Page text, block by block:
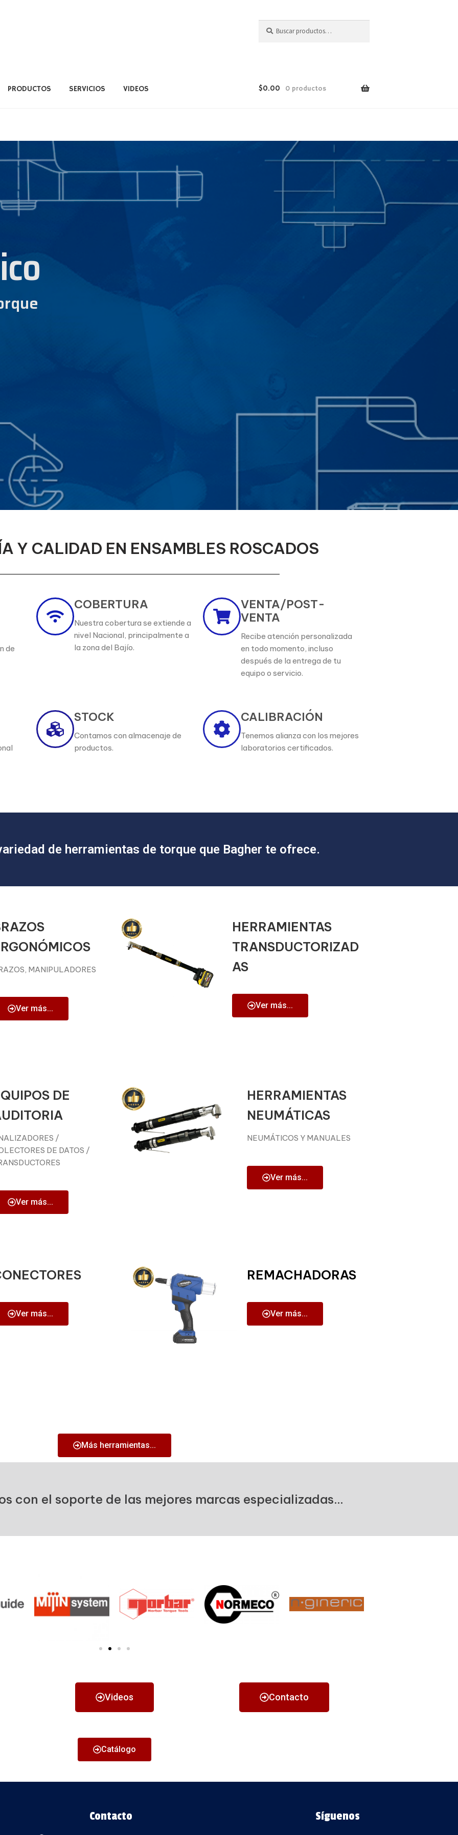
PRODUCTOS SERVICIOS VIDEOS $0.00 0 productos
Y CALIDAD EN ENSAMBLES ROSCADOS
de
COBERTURA
Nuestra cobertura se extiende a
nivel Nacional, principalmente a
la zona del Bajío.
VENTA/POST-
VENTA
Recibe atención personalizada
en todo momento, incluso
después de la entrega de tu
equipo o servicio.
STOCK
Contamos con almacenaje de
productos.
CALIBRACIÓN
Tenemos alianza con los mejores
laboratorios certificados.
de herramientas de torque que Bagher te ofrece.
MANIPULADORES
Ver más...
HERRAMIENTAS
TRANSDUCTORIZAD
AS
Ver más...
DE
/
DE DATOS /
Ver más...
HERRAMIENTAS
NEUMÁTICAS
NEUMÁTICOS Y MANUALES
Ver más...
Ver más...
REMACHADORAS
Ver más...
Más herramientas...
con el soporte de las mejores marcas especializadas...
Videos Contacto
Catálogo
Contacto Síguenos